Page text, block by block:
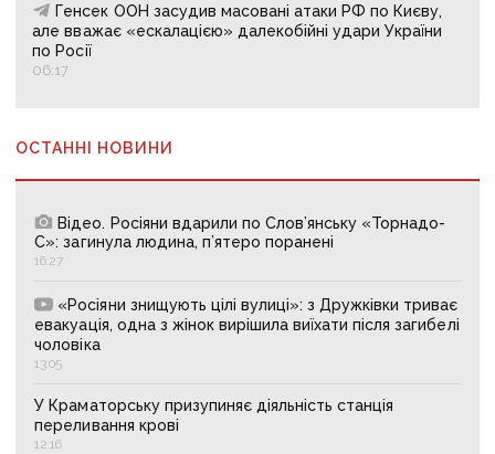
Генсек ООН засудив масовані атаки РФ по Києву,
але вважає «ескалацією» далекобійні удари України
по Росії
06:17
ОСТАННІ НОВИНИ
Відео. Росіяни вдарили по Слов’янську «Торнадо-
С»: загинула людина, п’ятеро поранені
16:27
«Росіяни знищують цілі вулиці»: з Дружківки триває
евакуація, одна з жінок вирішила виїхати після загибелі
чоловіка
13:05
У Краматорську призупиняє діяльність станція
переливання крові
12:16